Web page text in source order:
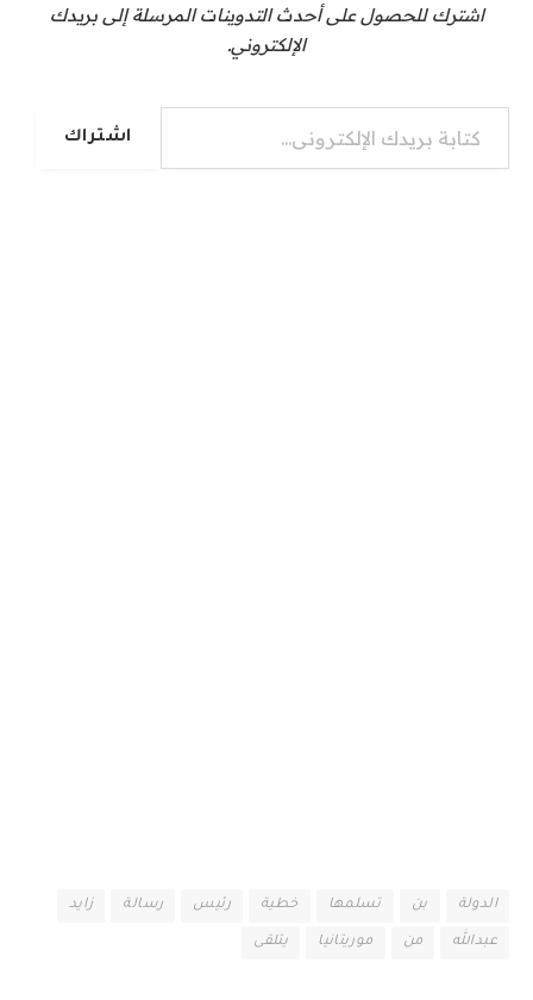
اشترك للحصول على أحدث التدوينات المرسلة إلى بريدك
الإلكتروني.
كتابة بريدك الإلكتروني...
اشتراك
الدولة بن تسلمها خطية رئيس رسالة زايد
عبدالله من موريتانيا يتلقى